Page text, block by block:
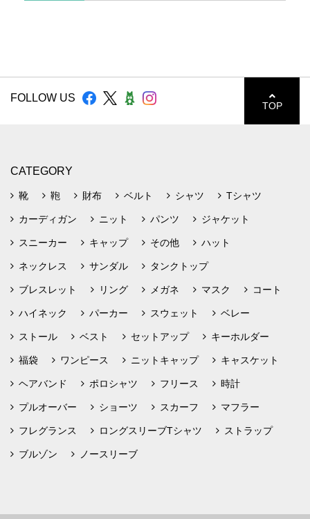
FOLLOW US
TOP
CATEGORY
靴 鞄 財布 ベルト シャツ Tシャツ
カーディガン ニット パンツ ジャケット
スニーカー キャップ その他 ハット
ネックレス サンダル タンクトップ
ブレスレット リング メガネ マスク コート
ハイネック パーカー スウェット ベレー
ストール ベスト セットアップ キーホルダー
福袋 ワンピース ニットキャップ キャスケット
ヘアバンド ポロシャツ フリース 時計
プルオーバー ショーツ スカーフ マフラー
フレグランス ロングスリーブTシャツ ストラップ
ブルゾン ノースリーブ